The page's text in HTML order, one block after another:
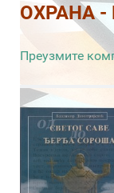
ОХРАНА -
Преузмите